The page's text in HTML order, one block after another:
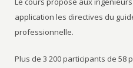
application les directives du
professionnelle.
Plus de 3 200 participants de 58